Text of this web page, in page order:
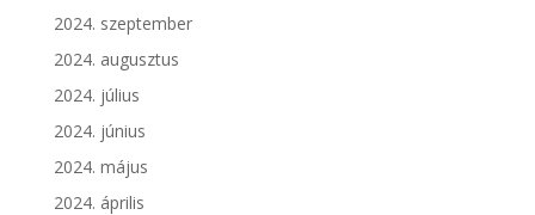
2024. szeptember
2024. augusztus
2024. július
2024. június
2024. május
2024. április